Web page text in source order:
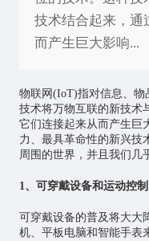
技术结合起来，通
而产生巨大影响...
物联网 (IoT)指对信息、物
技术将万物互联的新技术
它们连接起来从而产生巨
力、最具革命性的新兴技
周围的世界，并且我们几
1、可穿戴设备和运动控制
可穿戴设备的普及将大大
机、平板电脑和智能手表